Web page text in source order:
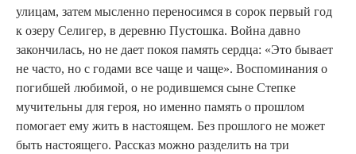
улицам, затем мысленно переносимся в сорок первый год
к озеру Селигер, в деревню Пустошка. Война давно
закончилась, но не дает покоя память сердца: «Это бывает
не часто, но с годами все чаще и чаще». Воспоминания о
погибшей любимой, о не родившемся сыне Степке
мучительны для героя, но именно память о прошлом
помогает ему жить в настоящем. Без прошлого не может
быть настоящего. Рассказ можно разделить на три